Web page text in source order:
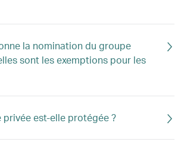
la nomination du groupe
sont les exemptions pour les
privée est-elle protégée ?